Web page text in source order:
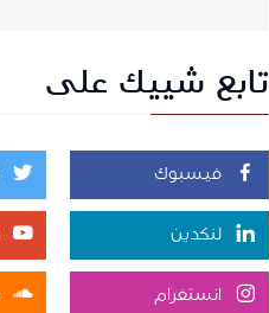
تابع شييك على
فيسبوك
لنكدين
انستغرام